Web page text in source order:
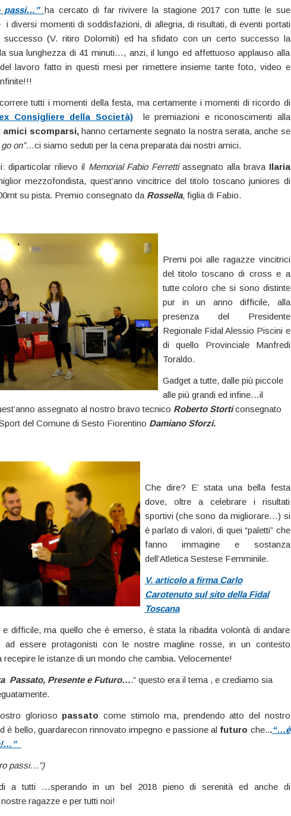
passi…” ha cercato di far rivivere la stagione 2017 con tutte le sue
i diversi momenti di soddisfazioni, di allegria, di risultati, di eventi portati
successo (V. ritiro Dolomiti) ed ha sfidato con un certo successo la
sua lunghezza di 41 minuti…, anzi, il lungo ed affettuoso applauso alla
lavoro fatto in questi mesi per rimettere insieme tante foto, video e
tutti i momenti della festa, ma certamente i momenti di ricordo di
Consigliere della Società)
le premiazioni e riconoscimenti alla
amici scomparsi,hanno certamente segnato la nostra serata, anche se
go on”…ci siamo seduti per la cena preparata dai nostri amici.
diparticolar rilievo il Memorial Fabio Ferrettiassegnato alla brava Ilaria
mezzofondista, quest’anno vincitrice del titolo toscano juniores di
su pista. Premio consegnato da Rossella, figlia di Fabio.
Premi poi alle ragazze vincitrici
del titolo toscano di cross e a
tutte coloro che si sono distinte
pur in un anno difficile, alla
presenza del Presidente
Regionale Fidal Alessio Piscini e
di quello Provinciale Manfredi
Toraldo.
Gadget a tutte, dalle più piccole
alle più grandi ed infine…il
assegnato al nostro bravo tecnico Roberto Storticonsegnato
del Comune di Sesto Fiorentino Damiano Sforzi.
Che dire? E’ stata una bella festa
dove, oltre a celebrare i risultati
sportivi (che sono da migliorare…) si
è parlato di valori, di quei “paletti” che
fanno immagine e sostanza
dell’Atletica Sestese Femminile.
V. articolo a firma Carlo
Carotenuto sul sito della Fidal
Toscana
difficile, ma quello che è emerso, è stata la ribadita volontà di andare
ad essere protagonisti con le nostre magline rosse, in un contesto
le istanze di un mondo che cambia. Velocemente!
Passato, Presente e Futuro….” questo era il tema , e crediamo sia
glorioso passato come stimolo ma, prendendo atto del nostro
è bello, guardarecon rinnovato impegno e passione al futuro che...“…è
passi…”)
a tutti …sperando in un bel 2018 pieno di serenità ed anche di
ragazze e per tutti noi!